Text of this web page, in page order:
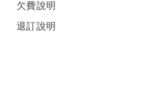
欠費說明
退訂說明